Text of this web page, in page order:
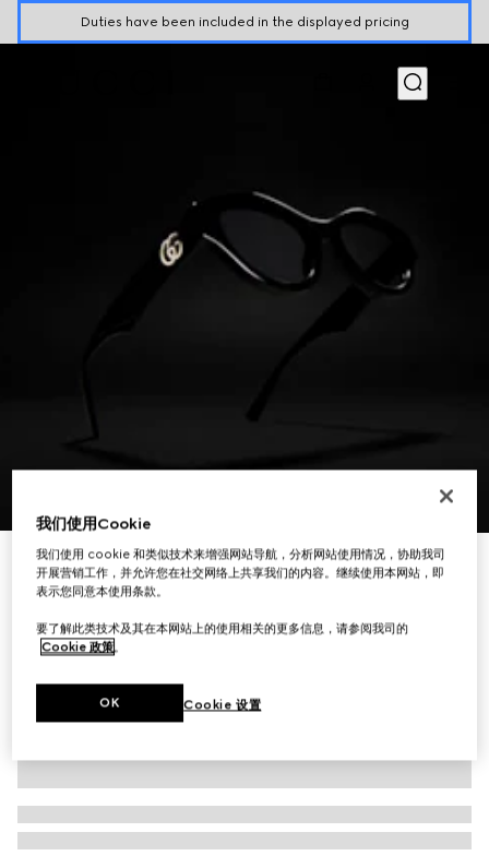
Duties have been included in the displayed pricing
/6
猫眼造型镜框太阳眼镜
R 6 080
我们使用Cookie
我们使用 cookie 和类似技术来增强网站导航，分析网站使用情况，协助我司
开展营销工作，并允许您在社交网络上共享我们的内容。继续使用本网站，即
表示您同意本使用条款。
要了解此类技术及其在本网站上的使用相关的更多信息，请参阅我司的
Cookie 政策。
Cookie 设置
OK